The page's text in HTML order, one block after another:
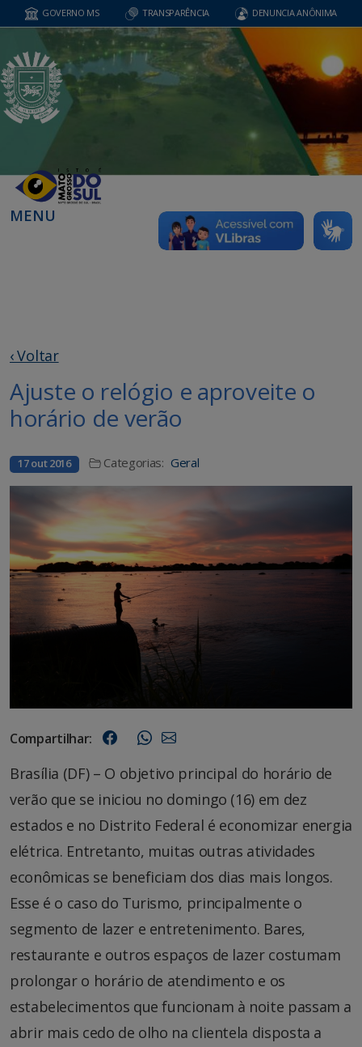
GOVERNO MS TRANSPARÊNCIA DENUNCIA ANÔNIMA
MENU
‹ Voltar
Ajuste o relógio e aproveite o
horário de verão
17 out 2016 Categorias: Geral
Compartilhar:
Brasília (DF) – O objetivo principal do horário de
verão que se iniciou no domingo (16) em dez
estados e no Distrito Federal é economizar energia
elétrica. Entretanto, muitas outras atividades
econômicas se beneficiam dos dias mais longos.
Esse é o caso do Turismo, principalmente o
segmento de lazer e entretenimento. Bares,
restaurante e outros espaços de lazer costumam
prolongar o horário de atendimento e os
estabelecimentos que funcionam à noite passam a
abrir mais cedo de olho na clientela disposta a